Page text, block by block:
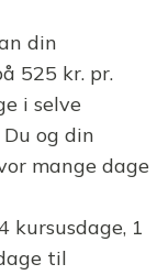
din
525 kr. pr.
i selve
og din
mange dage
kursusdage, 1
til